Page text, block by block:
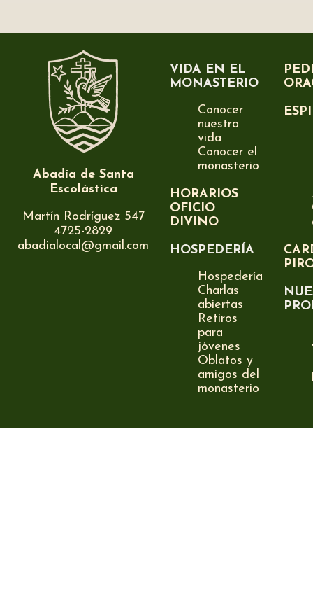
Abadía de Santa
Escolástica
Martín Rodríguez 547
4725-2829
abadialocal@gmail.com
VIDA EN EL
MONASTERIO
Conocer
nuestra
vida
Conocer el
monasterio
HORARIOS
OFICIO
DIVINO
HOSPEDERÍA
Hospedería
Charlas
abiertas
Retiros
para
jóvenes
Oblatos y
amigos del
monasterio